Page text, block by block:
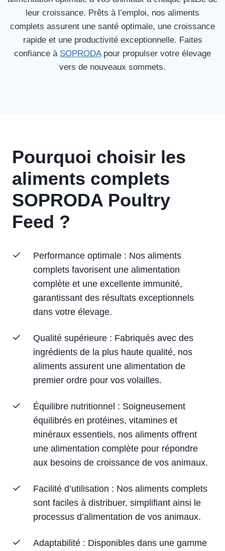
leur croissance. Prêts à l’emploi, nos aliments
complets assurent une santé optimale, une croissance
rapide et une productivité exceptionnelle. Faites
confiance à SOPRODApour propulser votre élevage
vers de nouveaux sommets.
Pourquoi choisir les
aliments complets
SOPRODA Poultry
Feed ?
Performance optimale : Nos aliments
complets favorisent une alimentation
complète et une excellente immunité,
garantissant des résultats exceptionnels
dans votre élevage.
Qualité supérieure : Fabriqués avec des
ingrédients de la plus haute qualité, nos
aliments assurent une alimentation de
premier ordre pour vos volailles.
Équilibre nutritionnel : Soigneusement
équilibrés en protéines, vitamines et
minéraux essentiels, nos aliments offrent
une alimentation complète pour répondre
aux besoins de croissance de vos animaux.
Facilité d’utilisation : Nos aliments complets
sont faciles à distribuer, simplifiant ainsi le
processus d’alimentation de vos animaux.
Adaptabilité : Disponibles dans une gamme